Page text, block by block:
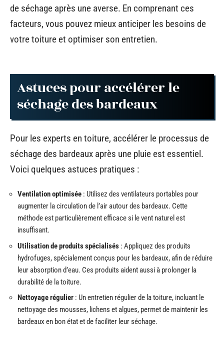
de séchage après une averse. En comprenant ces
facteurs, vous pouvez mieux anticiper les besoins de
votre toiture et optimiser son entretien.
Astuces pour accélérer le
séchage des bardeaux
Pour les experts en toiture, accélérer le processus de
séchage des bardeaux après une pluie est essentiel.
Voici quelques astuces pratiques :
Ventilation optimisée : Utilisez des ventilateurs portables pour
augmenter la circulation de l’air autour des bardeaux. Cette
méthode est particulièrement efficace si le vent naturel est
insuffisant.
Utilisation de produits spécialisés : Appliquez des produits
hydrofuges, spécialement conçus pour les bardeaux, afin de réduire
leur absorption d’eau. Ces produits aident aussi à prolonger la
durabilité de la toiture.
Nettoyage régulier : Un entretien régulier de la toiture, incluant le
nettoyage des mousses, lichens et algues, permet de maintenir les
bardeaux en bon état et de faciliter leur séchage.